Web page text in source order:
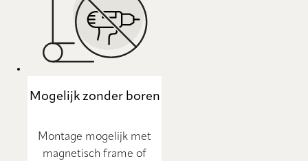
Mogelijk zonder boren
Montage mogelijk met
magnetisch frame of